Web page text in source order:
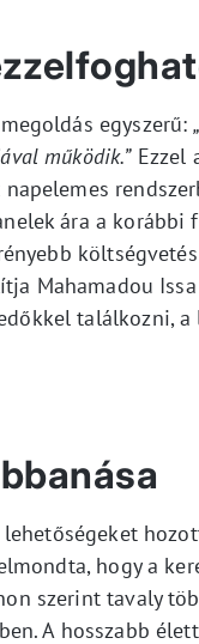
egyszerű:
működik.”Ezzel
ára a korábbi
Mahamadou
találkozni,
hogy a
szerint tavaly
A hosszabb